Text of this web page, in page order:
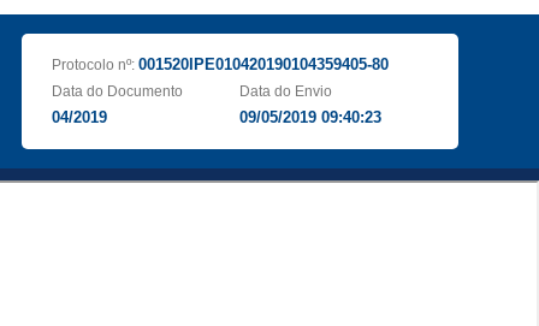
Protocolo nº: 001520IPE010420190104359405-80
Data do Documento
04/2019
Data do Envio
09/05/2019 09:40:23